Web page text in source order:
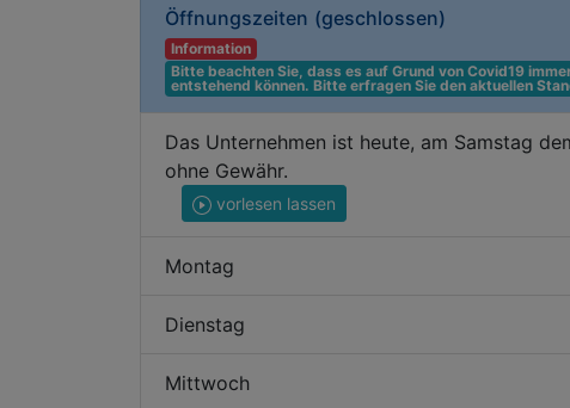
Öffnungszeiten (geschlossen)
Information
Bitte beachten Sie, dass es auf Grund von Covid19
entstehend können. Bitte erfragen Sie den aktuellen
Das Unternehmen ist heute, am Samstag
ohne Gewähr.
vorlesen lassen
Montag
Dienstag
Mittwoch